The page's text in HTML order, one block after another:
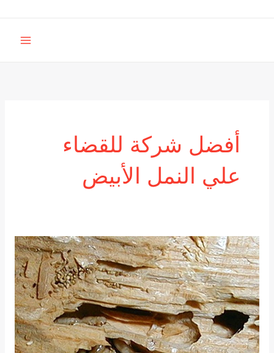
أفضل شركة للقضاء
علي النمل الأبيض
أفضل
شركة
للقضاء
علي
النمل
الأبيض